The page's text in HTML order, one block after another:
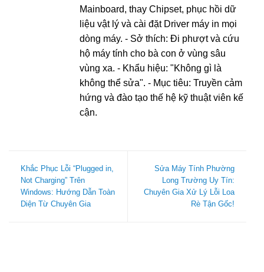
Mainboard, thay Chipset, phục hồi dữ
liệu vật lý và cài đặt Driver máy in mọi
dòng máy. - Sở thích: Đi phượt và cứu
hộ máy tính cho bà con ở vùng sâu
vùng xa. - Khẩu hiệu: "Không gì là
không thể sửa". - Mục tiêu: Truyền cảm
hứng và đào tạo thế hệ kỹ thuật viên kế
cận.
Khắc Phục Lỗi “Plugged in,
Not Charging” Trên
Windows: Hướng Dẫn Toàn
Diện Từ Chuyên Gia
Sửa Máy Tính Phường
Long Trường Uy Tín:
Chuyên Gia Xử Lý Lỗi Loa
Rè Tận Gốc!